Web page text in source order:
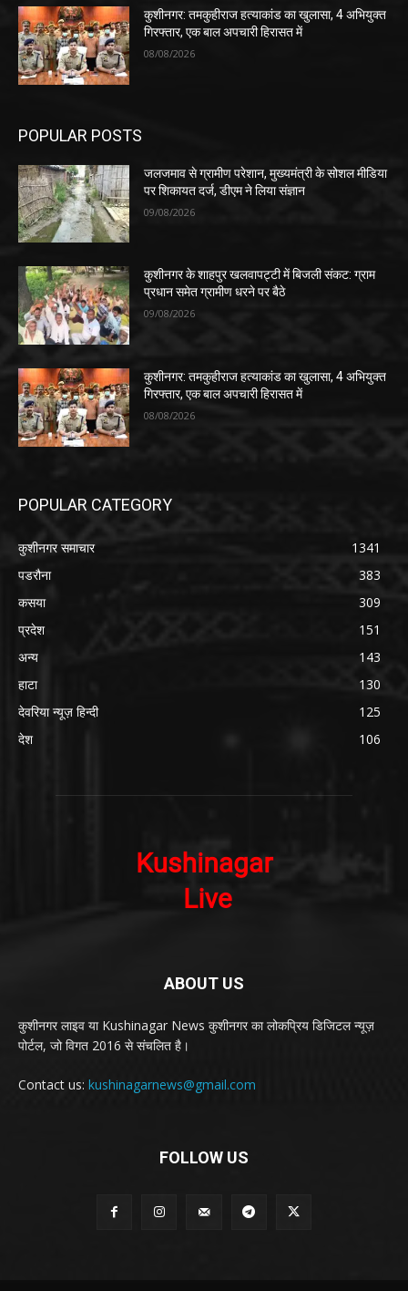
कुशीनगर: तमकुहीराज हत्याकांड का खुलासा, 4 अभियुक्त
गिरफ्तार, एक बाल अपचारी हिरासत में
08/08/2026
POPULAR POSTS
जलजमाव से ग्रामीण परेशान, मुख्यमंत्री के सोशल मीडिया
पर शिकायत दर्ज, डीएम ने लिया संज्ञान
09/08/2026
कुशीनगर के शाहपुर खलवापट्टी में बिजली संकट: ग्राम
प्रधान समेत ग्रामीण धरने पर बैठे
09/08/2026
कुशीनगर: तमकुहीराज हत्याकांड का खुलासा, 4 अभियुक्त
गिरफ्तार, एक बाल अपचारी हिरासत में
08/08/2026
POPULAR CATEGORY
कुशीनगर समाचार
1341
पडरौना
383
कसया
309
प्रदेश
151
अन्य
143
हाटा
130
देवरिया न्यूज़ हिन्दी
125
देश
106
ABOUT US
कुशीनगर लाइव या Kushinagar News कुशीनगर का लोकप्रिय डिजिटल न्यूज़
पोर्टल, जो विगत 2016 से संचलित है।
Contact us: kushinagarnews@gmail.com
FOLLOW US